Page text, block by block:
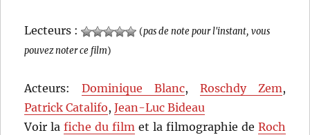
Lecteurs : (pas de note pour l'instant, vous
pouvez noter ce film)
Acteurs:Dominique Blanc, Roschdy Zem,
Patrick Catalifo,Jean-Luc Bideau
Voir lafiche du film et la filmographie de Roch